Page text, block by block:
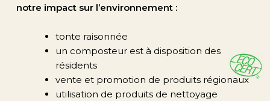
notre impact sur l’environnement :
tonte raisonnée
un composteur est à disposition des
résidents
vente et promotion de produits régionaux
utilisation de produits de nettoyage